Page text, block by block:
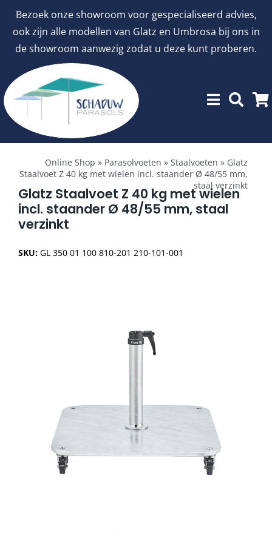
Bezoek onze showroom voor gespecialiseerd advies,
ook zijn alle modellen van Glatz en Umbrosa bij ons in
de showroom aanwezig zodat u deze kunt proberen.
inhoud
Toggle
Navigation
aanbiedingen
Stokparasols
Snel leverbaar
Parasolvoeten
Online Shop » Parasolvoeten » Staalvoeten » Glatz
Staalvoet Z 40 kg met wielen incl. staander Ø 48/55 mm,
staal verzinkt
Glatz Staalvoet Z 40 kg met wielen
incl. staander Ø 48/55 mm, staal
verzinkt
SKU: GL 350 01 100 810-201 210-101-001